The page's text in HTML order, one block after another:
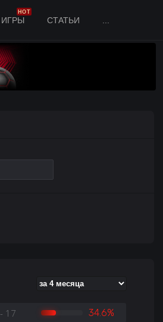
ИГРЫ
HOT
СТАТЬИ
- 17 34.6%